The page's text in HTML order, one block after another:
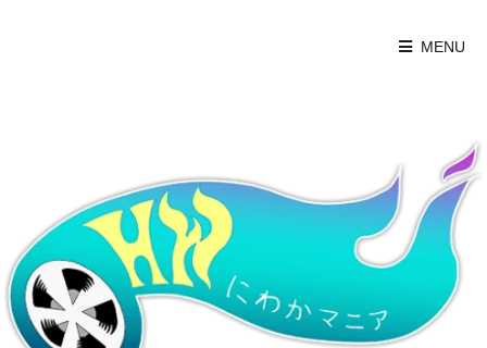
MENU